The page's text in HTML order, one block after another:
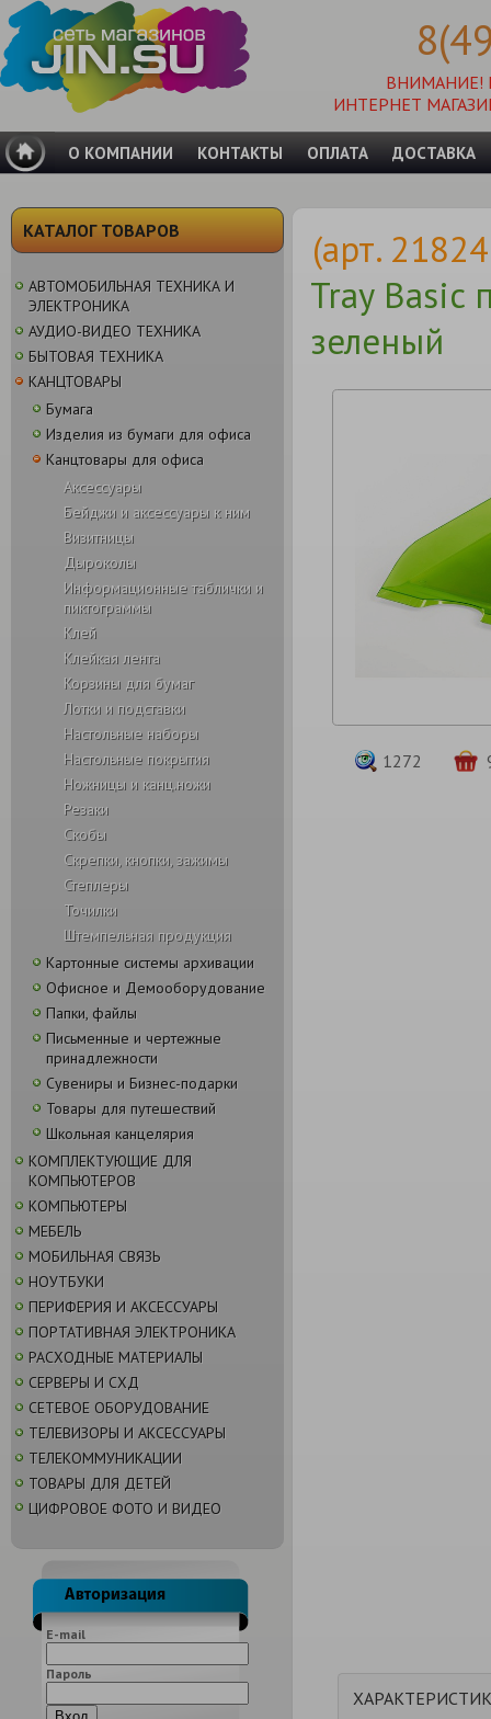
ВНИМАНИЕ!
ИНТЕРНЕТ
О КОМПАНИИ КОНТАКТЫ ОПЛАТА ДОСТАВКА
КАТАЛОГ ТОВАРОВ
АВТОМОБИЛЬНАЯ ТЕХНИКА И
ЭЛЕКТРОНИКА
АУДИО-ВИДЕО ТЕХНИКА
БЫТОВАЯ ТЕХНИКА
КАНЦТОВАРЫ
Бумага
Изделия из бумаги для офиса
Канцтовары для офиса
Аксессуары
Бейджи и аксесcуары к ним
Визитницы
Дыроколы
Информационные таблички и
пиктограммы
Клей
Клейкая лента
Корзины для бумаг
Лотки и подставки
Настольные наборы
Настольные покрытия
Ножницы и канц.ножи
Резаки
Скобы
Скрепки, кнопки, зажимы
Степлеры
Точилки
Штемпельная продукция
Картонные системы архивации
Офисное и Демооборудование
Папки, файлы
Письменные и чертежные
принадлежности
Сувениры и Бизнес-подарки
Товары для путешествий
Школьная канцелярия
КОМПЛЕКТУЮЩИЕ ДЛЯ
КОМПЬЮТЕРОВ
КОМПЬЮТЕРЫ
МЕБЕЛЬ
МОБИЛЬНАЯ СВЯЗЬ
НОУТБУКИ
ПЕРИФЕРИЯ И АКСЕССУАРЫ
ПОРТАТИВНАЯ ЭЛЕКТРОНИКА
РАСХОДНЫЕ МАТЕРИАЛЫ
СЕРВЕРЫ И СХД
СЕТЕВОЕ ОБОРУДОВАНИЕ
ТЕЛЕВИЗОРЫ И АКСЕССУАРЫ
ТЕЛЕКОММУНИКАЦИИ
ТОВАРЫ ДЛЯ ДЕТЕЙ
ЦИФРОВОЕ ФОТО И ВИДЕО
E-mail
Пароль
(арт.
Tray Basic
зеленый
1272